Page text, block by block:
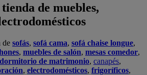
de muebles,
de sofás, sofá cama, sofá chaise longue,
, muebles de salón, mesas comedor,
dormitorio de matrimonio, canapés,
, electrodomésticos, frigoríficos,